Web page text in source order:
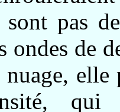
sont pas
ondes de
nuage, elle
qui